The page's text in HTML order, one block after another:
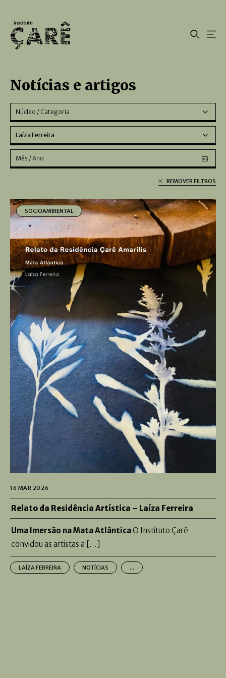
Notícias e artigos
Núcleo / Categoria
Laíza Ferreira
Mês / Ano
REMOVER FILTROS
SOCIOAMBIENTAL
16 MAR 2026
Relato da Residência Artística – Laíza Ferreira
Uma Imersão na Mata AtlânticaO Instituto Çarê
convidou as artistas a […]
LAÍZA FERREIRA NOTÍCIAS ...